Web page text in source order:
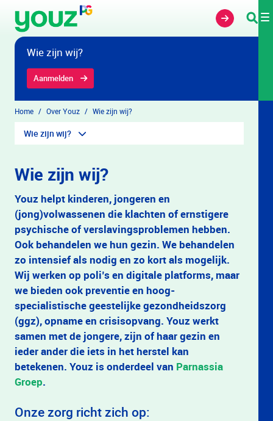
Overslaan en naar hoofdinhoud gaan
Wie zijn wij?
Aanmelden
Home Over Youz Wie zijn wij?
Wie zijn wij?
Wie zijn wij?
Youz helpt kinderen, jongeren en
(jong)volwassenen die klachten of ernstigere
psychische of verslavingsproblemen hebben.
Ook behandelen we hun gezin. We behandelen
zo intensief als nodig en zo kort als mogelijk.
Wij werken op poli’s en digitale platforms, maar
we bieden ook preventie en hoog-
specialistische geestelijke gezondheidszorg
(ggz), opname en crisisopvang. Youz werkt
samen met de jongere, zijn of haar gezin en
ieder ander die iets in het herstel kan
betekenen. Youz is onderdeel van Parnassia
Groep.
Onze zorg richt zich op: